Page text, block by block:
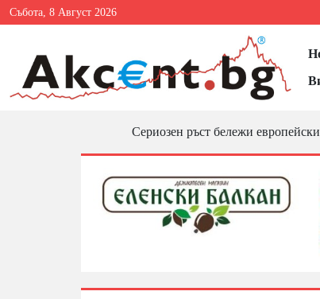
Събота, 8 Август 2026
Сериозен ръст бележи